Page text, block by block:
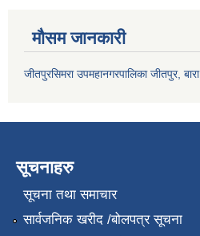
मौसम जानकारी
जीतपुरसिमरा उपमहानगरपालिका जीतपुर, बारा
सूचनाहरु
सूचना तथा समाचार
सार्वजनिक खरीद /बोलपत्र सूचना